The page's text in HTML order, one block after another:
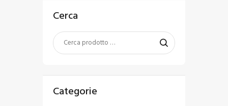
Cerca
Categorie